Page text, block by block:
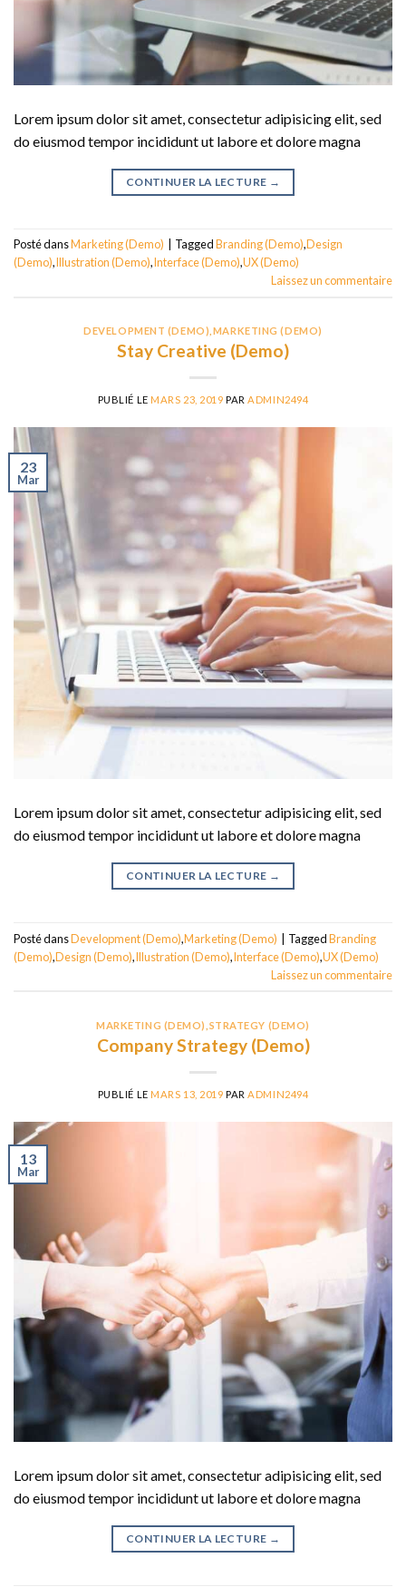
Lorem ipsum dolor sit amet, consectetur adipisicing elit, sed
do eiusmod tempor incididunt ut labore et dolore magna
CONTINUER LA LECTURE →
Posté dansMarketing (Demo) TaggedBranding (Demo),Design
(Demo),Illustration (Demo),Interface (Demo),UX (Demo)
Laissez un commentaire
DEVELOPMENT (DEMO) MARKETING (DEMO)
Stay Creative (Demo)
PUBLIÉ LE MARS 23, 2019 PARADMIN2494
23
Mar
Lorem ipsum dolor sit amet, consectetur adipisicing elit, sed
do eiusmod tempor incididunt ut labore et dolore magna
CONTINUER LA LECTURE →
Posté dansDevelopment (Demo),Marketing (Demo) TaggedBranding
(Demo),Design (Demo),Illustration (Demo),Interface (Demo),UX (Demo)
Laissez un commentaire
MARKETING (DEMO) STRATEGY (DEMO)
Company Strategy (Demo)
PUBLIÉ LE MARS 13, 2019 PARADMIN2494
13
Mar
Lorem ipsum dolor sit amet, consectetur adipisicing elit, sed
do eiusmod tempor incididunt ut labore et dolore magna
CONTINUER LA LECTURE →